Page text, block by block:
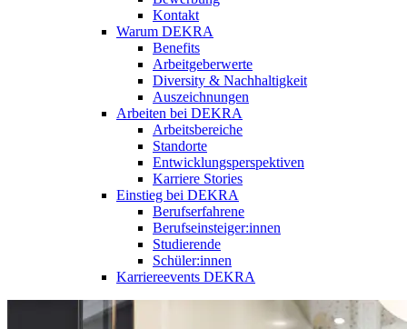
Kontakt
Warum DEKRA
Benefits
Arbeitgeberwerte
Diversity & Nachhaltigkeit
Auszeichnungen
Arbeiten bei DEKRA
Arbeitsbereiche
Standorte
Entwicklungsperspektiven
Karriere Stories
Einstieg bei DEKRA
Berufserfahrene
Berufseinsteiger:innen
Studierende
Schüler:innen
Karriereevents DEKRA